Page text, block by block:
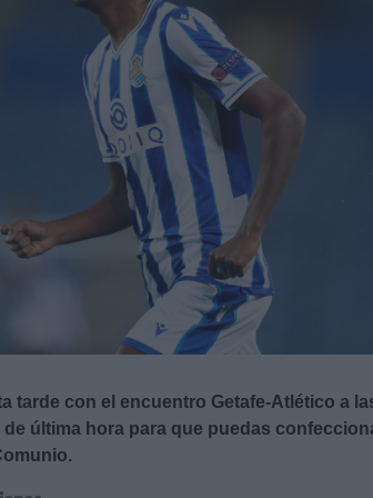
tarde con el encuentro Getafe-Atlético a
última hora para que puedas